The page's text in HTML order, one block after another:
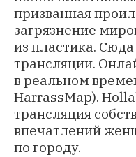
призванная
загрязнение
из пластика.
трансляции.
в реальном
HarrassMap).
трансляция
впечатлений
по городу.